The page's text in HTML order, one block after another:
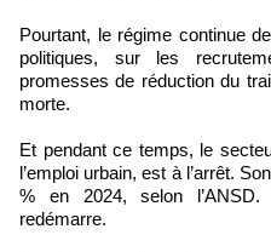
Pourtant, le régime continue
politiques, sur les
promesses de réduction du
morte.
Et pendant ce temps, le
l’emploi urbain, est à l’arrêt.
% en 2024, selon l’ANSD.
redémarre.